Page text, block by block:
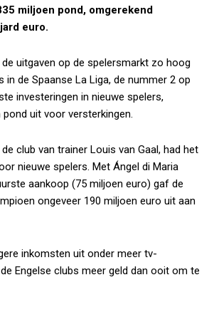
miljoen pond, omgerekend
euro.
uitgaven op de spelersmarkt zo hoog
in de Spaanse La Liga, de nummer 2 op
investeringen in nieuwe spelers,
uit voor versterkingen.
club van trainer Louis van Gaal, had het
nieuwe spelers. Met Ángel di Maria
aankoop (75 miljoen euro) gaf de
ongeveer 190 miljoen euro uit aan
inkomsten uit onder meer tv-
Engelse clubs meer geld dan ooit om te